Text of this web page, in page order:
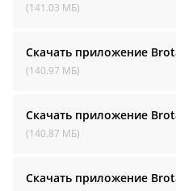
(141.03 МБ)
Скачать приложение
(140.97 МБ)
Скачать приложение
(140.87 МБ)
Скачать приложение